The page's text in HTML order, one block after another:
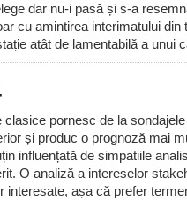
dar nu-i pasă și s-a
cu amintirea interimatului din
atât de lamentabilă a unui
clasice pornesc de la
și produc o prognoză mai
influențată de simpatiile
O analiză a intereselor
interesate, așa că prefer